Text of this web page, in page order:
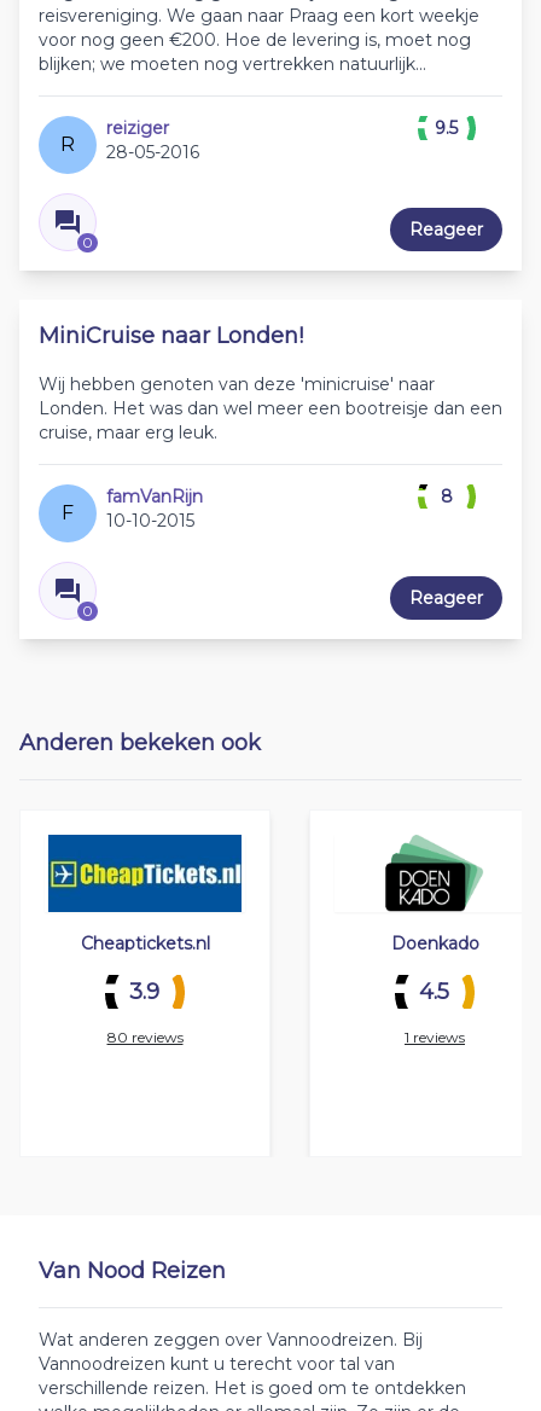
Van Nood Reizen
Wat anderen zeggen over Vannoodreizen. Bij
Vannoodreizen kunt u terecht voor tal van
verschillende reizen. Het is goed om te ontdekken
reisvereniging. We gaan naar Praag een kort weekje
voor nog geen €200. Hoe de levering is, moet nog
blijken; we moeten nog vertrekken natuurlijk...
R
reiziger
28-05-2016
0
9.5
Reageer
MiniCruise naar Londen!
Wij hebben genoten van deze 'minicruise' naar
Londen. Het was dan wel meer een bootreisje dan een
cruise, maar erg leuk.
F
famVanRijn
10-10-2015
0
8
Reageer
Anderen bekeken ook
Cheaptickets.nl
3.9
80 reviews
Doenkado
4.5
1 reviews